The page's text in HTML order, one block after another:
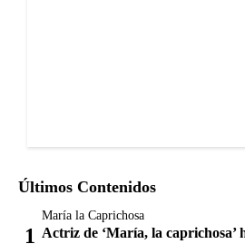
Últimos Contenidos
María la Caprichosa
Actriz de ‘María, la caprichosa’